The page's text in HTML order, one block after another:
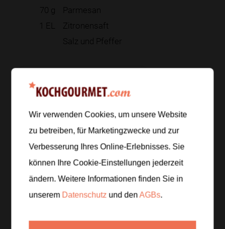
70 g
Parmesan
1 EL
Zitronensaft
Salz und Pfeffer
Zubereitung
Reichlich Salzwasser für die Pasta aufsetzen. Den
Babyspinat waschen und gut abtropfen lassen, die
Knoblauchzehe schälen und fein schneiden.
Schritt 2/5
Wir verwenden Cookies, um unsere Website
zu betreiben, für Marketingzwecke und zur
Verbesserung Ihres Online-Erlebnisses. Sie
können Ihre Cookie-Einstellungen jederzeit
ändern. Weitere Informationen finden Sie in
unserem Datenschutz und denAGBs.